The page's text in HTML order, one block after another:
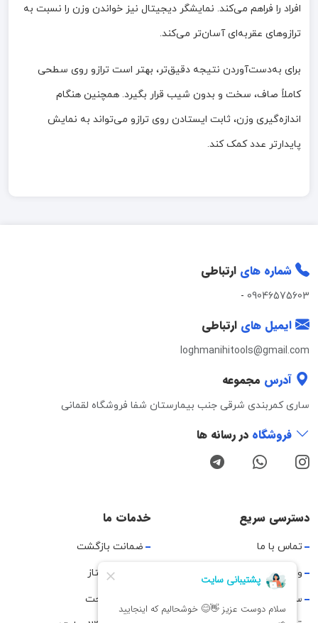
افراد را فراهم می‌کند. نمایشگر دیجیتال نیز خواندن وزن را نسبت به
ترازوهای عقربه‌ای آسان‌تر می‌کند.
برای به‌دست‌آوردن نتیجه دقیق‌تر، بهتر است ترازو روی سطحی
کاملاً صاف، سخت و بدون شیب قرار بگیرد. همچنین هنگام
اندازه‌گیری وزن، ثابت ایستادن روی ترازو می‌تواند به نمایش
پایدارتر عدد کمک کند.
شماره های ارتباطی
09046575603
-
ایمیل های ارتباطی
loghmanihitools@gmail.com
آدرس مجموعه
ساری کمربندی شرقی جنب بیمارستان شفا فروشگاه لقمانی
فروشگاه در رسانه ها
دسترسی سریع
تماس با ما
وبلاگ
سوالات متداول
خدمات ما
ضمانت بازگشت
ارسال پیشتاز
مرجوعی راحت